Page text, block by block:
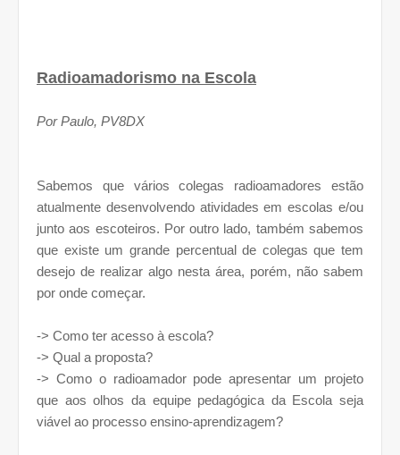
Radioamadorismo na Escola
Por Paulo, PV8DX
Sabemos que vários colegas radioamadores estão
atualmente desenvolvendo atividades em escolas e/ou
junto aos escoteiros. Por outro lado, também sabemos
que existe um grande percentual de colegas que tem
desejo de realizar algo nesta área, porém, não sabem
por onde começar.
-> Como ter acesso à escola?
-> Qual a proposta?
-> Como o radioamador pode apresentar um projeto
que aos olhos da equipe pedagógica da Escola seja
viável ao processo ensino-aprendizagem?